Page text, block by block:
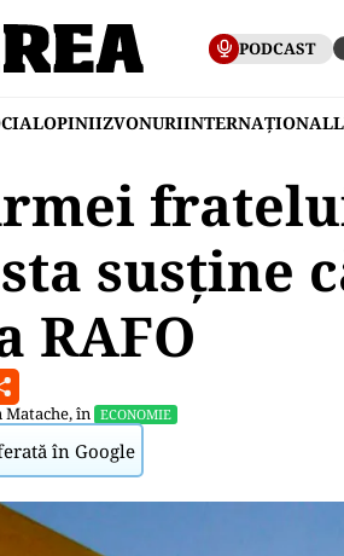
PODCAST
OPINIIZVONURIINTERNAȚIONAL
susține
RAFO
Matache, în ECONOMIE
în Google